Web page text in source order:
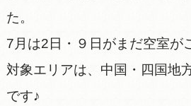
た。
7月は2日・９日がまだ空室が
対象エリアは、中国・四国地
です♪